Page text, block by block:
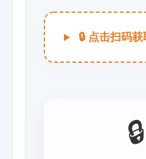
🔒 点击扫码
🔒